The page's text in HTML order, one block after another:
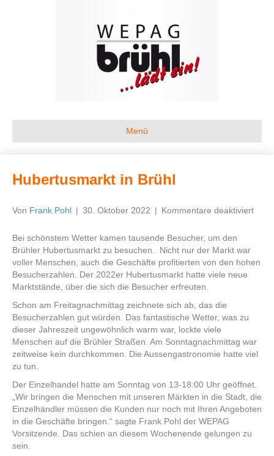
Menü
Hubertusmarkt in Brühl
Von Frank Pohl | 30. Oktober 2022 | Kommentare deaktiviertfür
Bei schönstem Wetter kamen tausende Besucher, um den
Brühler Hubertusmarkt zu besuchen. Nicht nur der Markt war
voller Menschen, auch die Geschäfte profitierten von den hohen
Besucherzahlen. Der 2022er Hubertusmarkt hatte viele neue
Marktstände, über die sich die Besucher erfreuten.
Schon am Freitagnachmittag zeichnete sich ab, das die
Besucherzahlen gut würden. Das fantastische Wetter, was zu
dieser Jahreszeit ungewöhnlich warm war, lockte viele
Menschen auf die Brühler Straßen. Am Sonntagnachmittag war
zeitweise kein durchkommen. Die Aussengastronomie hatte viel
zu tun.
Der Einzelhandel hatte am Sonntag von 13-18:00 Uhr geöffnet.
„Wir bringen die Menschen mit unseren Märkten in die Stadt, die
Einzelhändler müssen die Kunden nur noch mit Ihren Angeboten
in die Geschäfte bringen.“ sagte Frank Pohl der WEPAG
Vorsitzende. Das schien an diesem Wochenende gelungen zu
sein.